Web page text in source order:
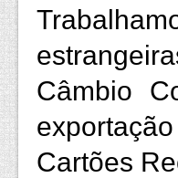
Câmbio
exportação
Cartões